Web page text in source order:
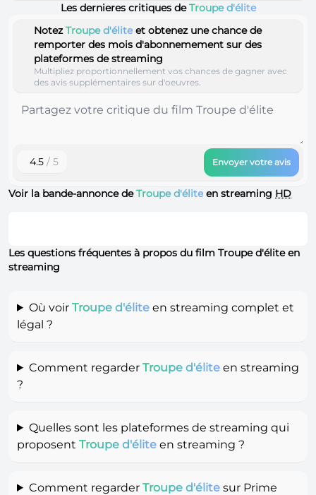
Les dernieres critiques deTroupe d'élite
NotezTroupe d'élite et obtenez une chance de
remporter des mois d'abonnemement sur des
plateformes de streaming
Multipliez proportionnellement vos chances de gagner avec
des avis supplémentaires sur d'oeuvres.
4.5 / 5 Envoyer votre avis
Voir la bande-annonce deTroupe d'élite en streaming HD
Les questions fréquentes à propos du film Troupe d'élite en
streaming
Où voir Troupe d'éliteen streaming complet et
légal ?
Comment regarder Troupe d'éliteen streaming
?
Quelles sont les plateformes de streaming qui
proposent Troupe d'élite en streaming ?
Comment regarder Troupe d'élitesur Prime